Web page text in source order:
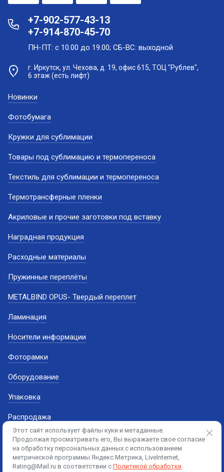
+7-902-577-43-13
+7-914-870-45-70
ПН-ПТ: с 10.00 до 19.00; СБ-ВС: выходной
г. Иркутск, ул. Чехова, д. 19, офис 615, ТОЦ "Рублев",
6 этаж (есть лифт)
Новинки
Фотобумага
Кружки для сублимации
Товары под сублимацию и термопереноса
Текстиль для сублимации и термопереноса
Термотрансферные пленки
Акриловые и прочие заготовки под вставку
Наградная продукция
Расходные материалы
Пружинные переплёты
METALBIND OPUS- Твердый переплет
Ламинация
Носители информации
Фоторамки
Оборудование
Упаковка
Распродажа
Этот сайт использует файлы куки и метаданные.
Продолжая просматривать его, Вы выражаете свое согласие
на обработку персональных данных с использованием
метрической программы Яндекс.Метрика, LiveInternet,
Rating@Mail.ru в соответствии с Политикой обработки